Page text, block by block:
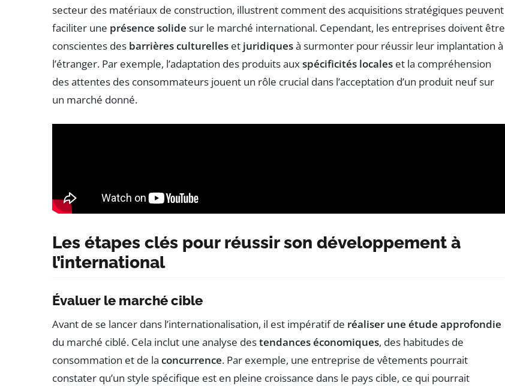
secteur des matériaux de construction, illustrent comment des acquisitions stratégiques peuvent
faciliter une présence solide sur le marché international. Cependant, les entreprises doivent être
conscientes des barrières culturelles et juridiquesà surmonter pour réussir leur implantation à
l’étranger. Par exemple, l’adaptation des produits auxspécificités locales et la compréhension
des attentes des consommateurs jouent un rôle crucial dans l’acceptation d’un produit neuf sur
un marché donné.
Les étapes clés pour réussir son développement à
l’international
Évaluer le marché cible
Avant de se lancer dans l’internationalisation, il est impératif de réaliser une étude approfondie
du marché ciblé. Cela inclut une analyse destendances économiques, des habitudes de
consommation et de la concurrence. Par exemple, une entreprise de vêtements pourrait
constater qu’un style spécifique est en pleine croissance dans le pays cible, ce qui pourrait